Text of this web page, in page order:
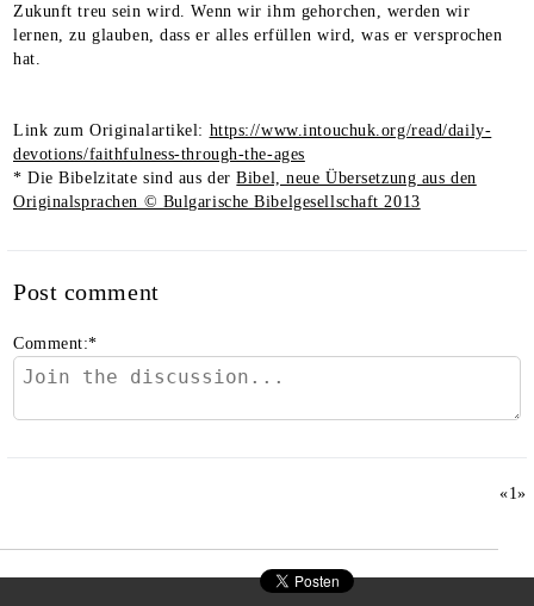
Zukunft treu sein wird. Wenn wir ihm gehorchen, werden wir
lernen, zu glauben, dass er alles erfüllen wird, was er versprochen
hat.
Link zum Originalartikel: https://www.intouchuk.org/read/daily-
devotions/faithfulness-through-the-ages
* Die Bibelzitate sind aus derBibel, neue Übersetzung aus den
Originalsprachen © Bulgarische Bibelgesellschaft 2013
Post comment
Comment:*
«1»